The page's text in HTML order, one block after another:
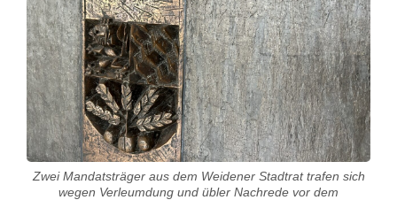
d
t
r
ä
t
Zwei Mandatsträger aus dem Weidener Stadtrat trafen sich
wegen Verleumdung und übler Nachrede vor dem